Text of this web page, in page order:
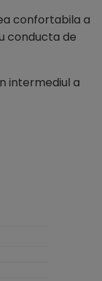
confortabila a
conducta de
intermediul a